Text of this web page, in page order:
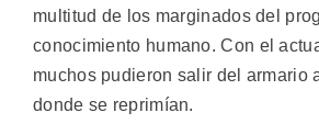
multitud de los marginados del
conocimiento humano. Con el
muchos pudieron salir del armario
donde se reprimían.